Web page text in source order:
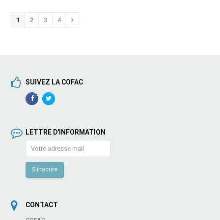
Page
1 Page
2 Page
3 Page
4
SUIVEZ LA COFAC
FacebookTwitterProfile
LETTRE D'INFORMATION
CONTACT